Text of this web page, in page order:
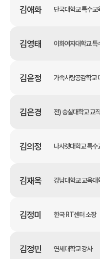
김애화 단국대학교 특수교
김영태 이화여자대학교 특
김윤정 가족사랑공감학교
김은경 전) 숭실대학교 교
김의정 나사렛대학교 특수
김재옥 강남대학교 교육대
김정미 한국 RT센터 소장
김정민 연세대학교 강사